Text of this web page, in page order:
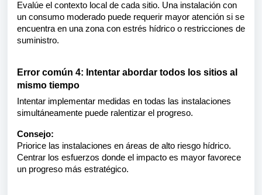
Evalúe el contexto local de cada sitio. Una instalación con
un consumo moderado puede requerir mayor atención si se
encuentra en una zona con estrés hídrico o restricciones de
suministro.
Error común 4: Intentar abordar todos los sitios al
mismo tiempo
Intentar implementar medidas en todas las instalaciones
simultáneamente puede ralentizar el progreso.
Consejo:
Priorice las instalaciones en áreas de alto riesgo hídrico.
Centrar los esfuerzos donde el impacto es mayor favorece
un progreso más estratégico.